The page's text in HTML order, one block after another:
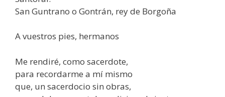
San Guntrano o Gontrán, rey de Borgoña
A vuestros pies, hermanos
Me rendiré, como sacerdote,
para recordarme a mí mismo
que, un sacerdocio sin obras,